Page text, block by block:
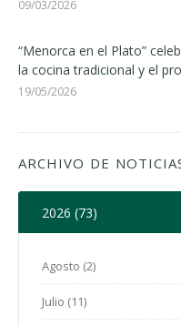
09/03/2026
“Menorca en el Plato”
la cocina tradicional y el
19/05/2026
ARCHIVO DE
2026 (73)
Agosto (2)
Julio (11)